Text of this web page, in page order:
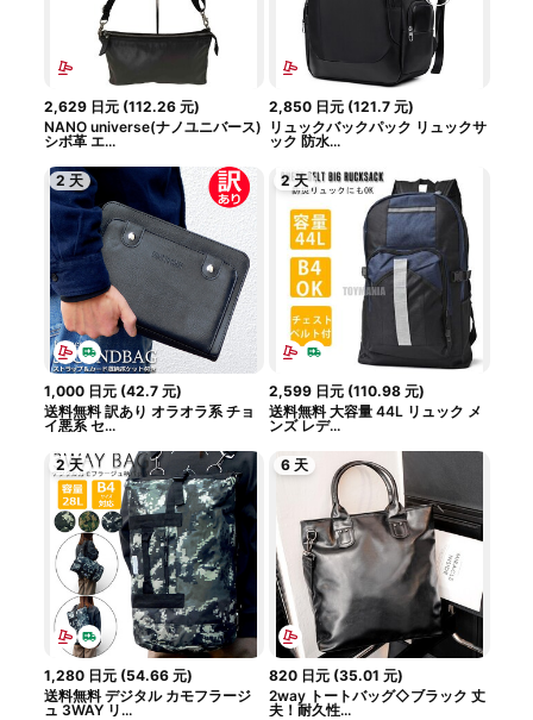
2,629 日元(112.26 元)
NANO universe(ナノユニバース)
シボ革 エ...
2,850 日元 (121.7 元)
リュックバックパック リュックサ
ック 防水...
2 天
1,000 日元(42.7 元)
送料無料 訳あり オラオラ系 チョ
イ悪系 セ...
2 天
2,599 日元 (110.98 元)
送料無料 大容量 44L リュック メ
ンズ レデ...
2 天
1,280 日元(54.66 元)
送料無料 デジタル カモフラージ
ュ 3WAY リ...
6 天
820 日元 (35.01 元)
2way トートバッグ◇ブラック 丈
夫！耐久性...